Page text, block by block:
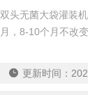
双头无菌大袋灌装
月，8-10个月不改
更新时间：